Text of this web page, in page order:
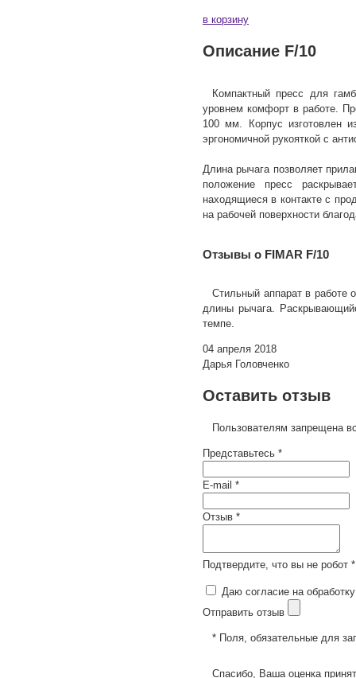
в корзину
Описание F/10
Компактный пресс для
уровнем комфорт в работе.
100 мм. Корпус изготовлен
эргономичной рукояткой с
Длина рычага позволяет
положение пресс
находящиеся в контакте с
на рабочей поверхности
Отзывы о FIMAR F/10
Стильный аппарат в работе
длины рычага.
темпе.
04 апреля 2018
Дарья Головченко
Оставить отзыв
Пользователям запрещена
Представьтесь *
E-mail *
Отзыв *
Подтвердите, что вы не робот *
Даю согласие на
Отправить отзыв
* Поля, обязательные для
Спасибо, Ваша оценка